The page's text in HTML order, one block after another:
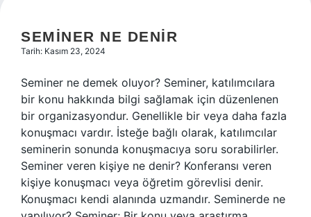
SEMINER NE DENIR
Tarih: Kasım 23, 2024
Seminer ne demek oluyor? Seminer, katılımcılara
bir konu hakkında bilgi sağlamak için düzenlenen
bir organizasyondur. Genellikle bir veya daha fazla
konuşmacı vardır. İsteğe bağlı olarak, katılımcılar
seminerin sonunda konuşmacıya soru sorabilirler.
Seminer veren kişiye ne denir? Konferansı veren
kişiye konuşmacı veya öğretim görevlisi denir.
Konuşmacı kendi alanında uzmandır. Seminerde ne